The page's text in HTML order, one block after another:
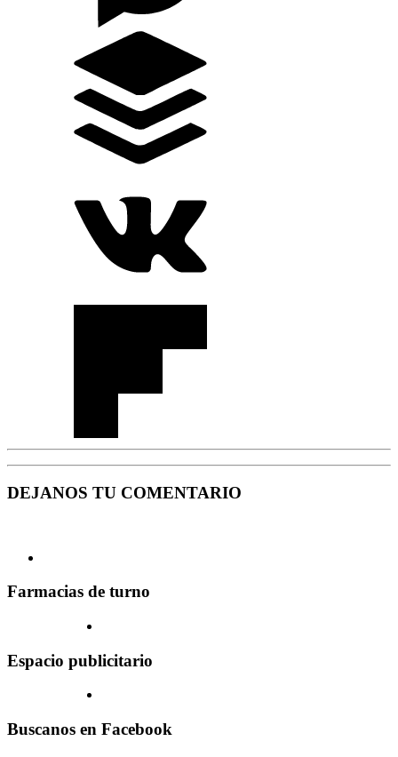
DEJANOS TU COMENTARIO
Farmacias de turno
Espacio publicitario
Buscanos en Facebook